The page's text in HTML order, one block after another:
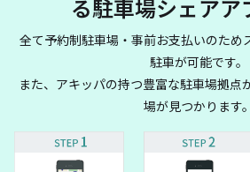
る駐車場シェアア
全て予約制駐車場・事前お支払いのため
駐車が可能です。
また、アキッパの持つ豊富な駐車場拠点
場が見つかります。